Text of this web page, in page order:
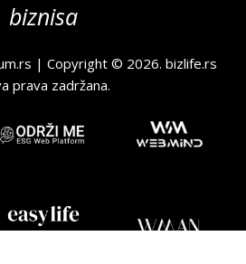
biznisa
| Copyright © 2026.bizlife.rs
prava zadržana.